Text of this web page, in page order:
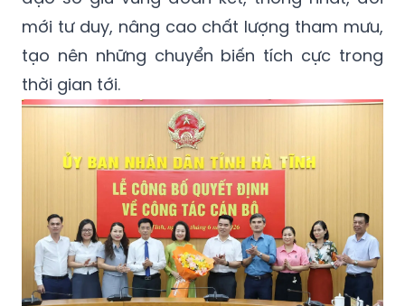
mới tư duy, nâng cao chất lượng tham mưu,
tạo nên những chuyển biến tích cực trong
thời gian tới.